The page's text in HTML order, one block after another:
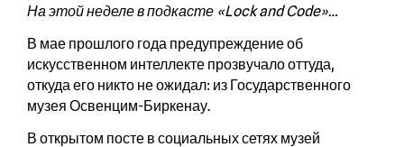
На этой неделе в подкасте «Lock and Code»…
В мае прошлого года предупреждение об
искусственном интеллекте прозвучало оттуда,
откуда его никто не ожидал: из Государственного
музея Освенцим-Биркенау.
В открытом посте в социальных сетях музей